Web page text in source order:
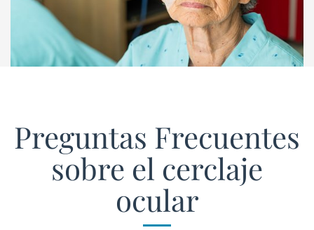
Preguntas Frecuentes
sobre el cerclaje
ocular